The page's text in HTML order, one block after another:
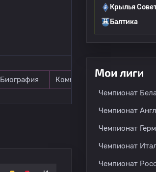
Биография Комментарии
Крылья
Балтика
Мои лиги
Чемпионат
Чемпионат
Чемпионат
Чемпионат
Чемпионат